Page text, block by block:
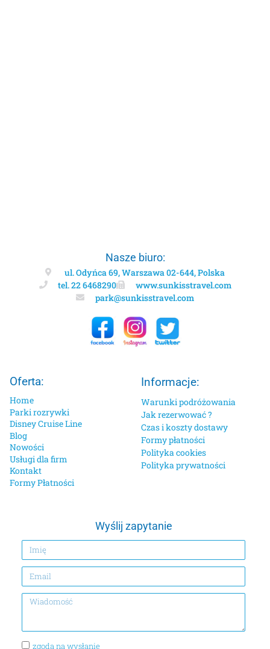
Nasze biuro:
ul. Odyńca 69, Warszawa 02-644, Polska
tel. 22 6468290
www.sunkisstravel.com
park@sunkisstravel.com
Oferta:
Home
Parki rozrywki
Disney Cruise Line
Blog
Nowości
Usługi dla firm
Kontakt
Formy Płatności
Informacje:
Warunki podróżowania
Jak rezerwować ?
Czas i koszty dostawy
Formy płatności
Polityka cookies
Polityka prywatności
Wyślij zapytanie
zgoda na wysłanie